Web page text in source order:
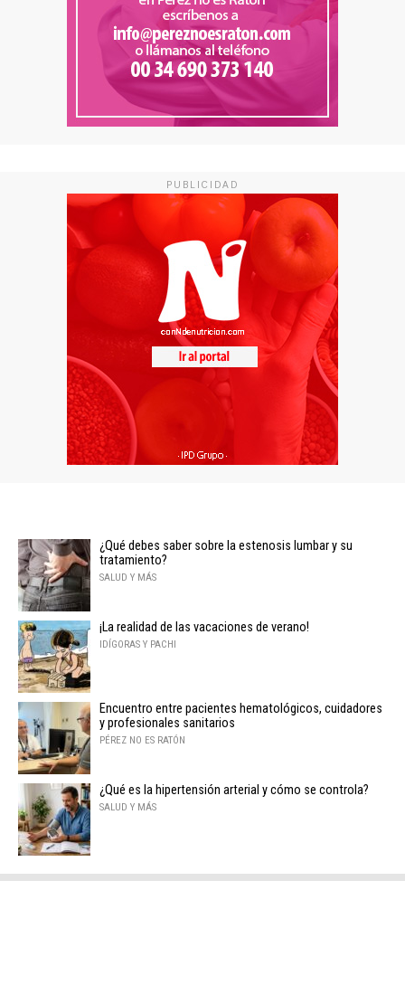
PUBLICIDAD
¿Qué debes saber sobre la estenosis lumbar y su
tratamiento?
SALUD Y MÁS
¡La realidad de las vacaciones de verano!
IDÍGORAS Y PACHI
Encuentro entre pacientes hematológicos, cuidadores
y profesionales sanitarios
PÉREZ NO ES RATÓN
¿Qué es la hipertensión arterial y cómo se controla?
SALUD Y MÁS